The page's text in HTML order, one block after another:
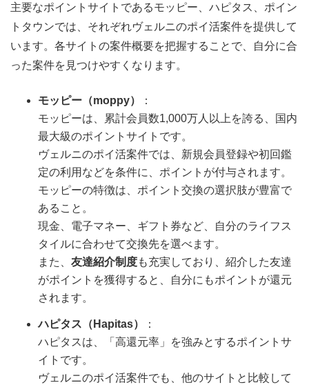
主要なポイントサイトであるモッピー、ハピタス、ポイン
トタウンでは、それぞれヴェルニのポイ活案件を提供して
います。各サイトの案件概要を把握することで、自分に合
った案件を見つけやすくなります。
モッピー（moppy）
：
モッピーは、累計会員数1,000万人以上を誇る、国内
最大級のポイントサイトです。
ヴェルニのポイ活案件では、新規会員登録や初回鑑
定の利用などを条件に、ポイントが付与されます。
モッピーの特徴は、ポイント交換の選択肢が豊富で
あること。
現金、電子マネー、ギフト券など、自分のライフス
タイルに合わせて交換先を選べます。
また、 友達紹介制度も充実しており、紹介した友達
がポイントを獲得すると、自分にもポイントが還元
されます。
ハピタス（Hapitas）
：
ハピタスは、「高還元率」を強みとするポイントサ
イトです。
ヴェルニのポイ活案件でも、他のサイトと比較して